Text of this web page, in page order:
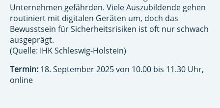
Unternehmen gefährden. Viele Auszubildende gehen
routiniert mit digitalen Geräten um, doch das
Bewusstsein für Sicherheitsrisiken ist oft nur schwach
ausgeprägt.
(Quelle: IHK Schleswig-Holstein)
Termin: 18. September 2025 von 10.00 bis 11.30 Uhr,
online